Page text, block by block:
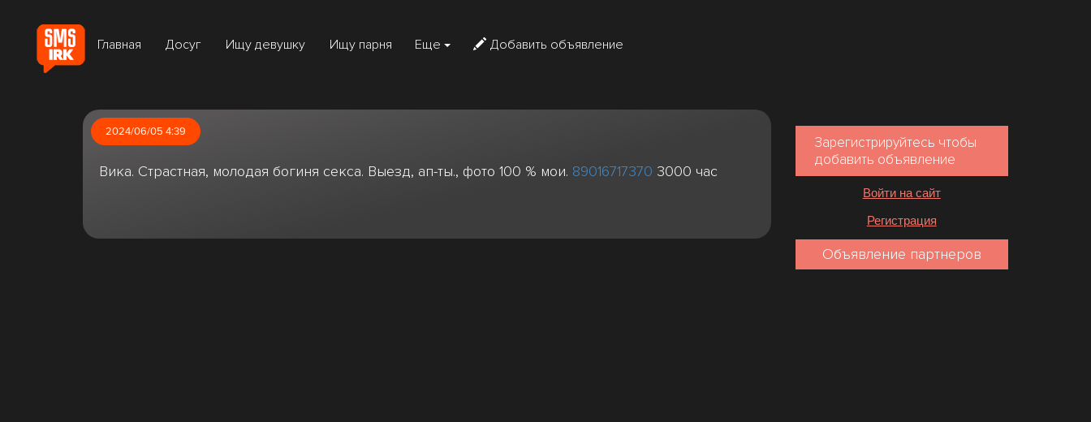
Главная Досуг Ищу девушку Ищу парня Еще Добавить объявление
2024/06/05 4:39
Вика. Страстная, молодая богиня секса. Выезд, ап-ты., фото 100 % мои. 89016717370 3000 час
Зарегистрируйтесь чтобы
добавить объявление
Войти на сайт
Регистрация
Объявление партнеров